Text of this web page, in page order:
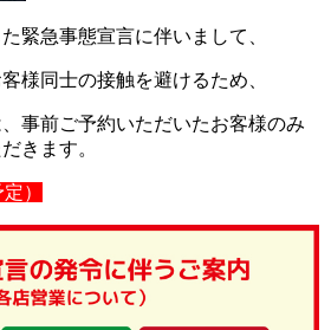
緊急事態宣言に伴いまして、
様同士の接触を避けるため、
事前ご予約いただいたお客様のみ
きます。
）